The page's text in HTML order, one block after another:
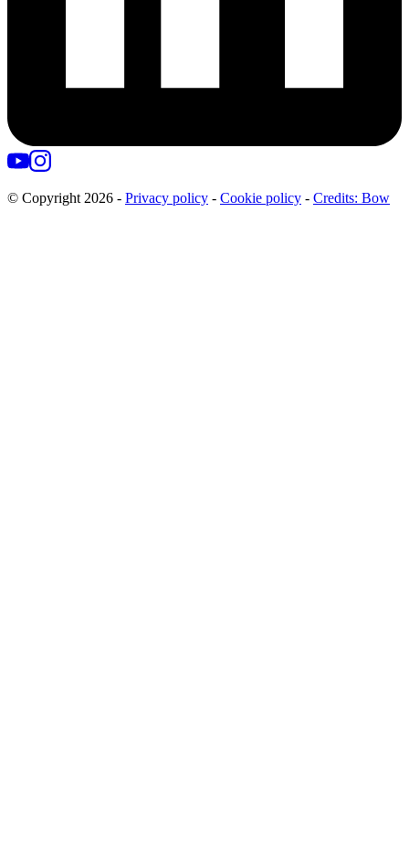
© Copyright2026 - Privacy policy - Cookie policy - Credits: Bow